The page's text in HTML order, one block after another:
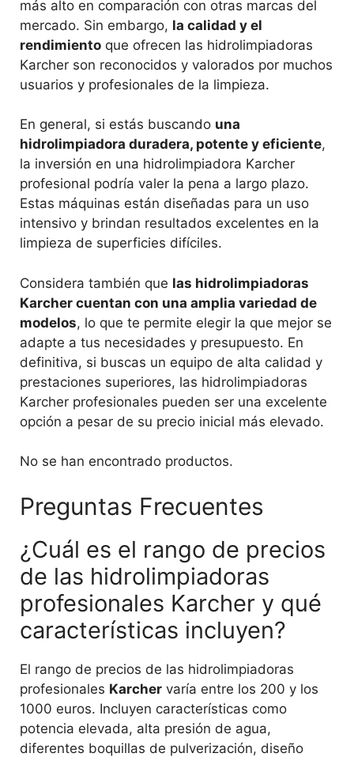
más alto en comparación con otras marcas del
mercado. Sin embargo, la calidad y el
rendimiento que ofrecen las hidrolimpiadoras
Karcher son reconocidos y valorados por muchos
usuarios y profesionales de la limpieza.
En general, si estás buscando una
hidrolimpiadora duradera, potente y eficiente,
la inversión en una hidrolimpiadora Karcher
profesional podría valer la pena a largo plazo.
Estas máquinas están diseñadas para un uso
intensivo y brindan resultados excelentes en la
limpieza de superficies difíciles.
Considera también que las hidrolimpiadoras
Karcher cuentan con una amplia variedad de
modelos, lo que te permite elegir la que mejor se
adapte a tus necesidades y presupuesto. En
definitiva, si buscas un equipo de alta calidad y
prestaciones superiores, las hidrolimpiadoras
Karcher profesionales pueden ser una excelente
opción a pesar de su precio inicial más elevado.
No se han encontrado productos.
Preguntas Frecuentes
¿Cuál es el rango de precios
de las hidrolimpiadoras
profesionales Karcher y qué
características incluyen?
El rango de precios de las hidrolimpiadoras
profesionales Karcher varía entre los 200 y los
1000 euros. Incluyen características como
potencia elevada, alta presión de agua,
diferentes boquillas de pulverización, diseño